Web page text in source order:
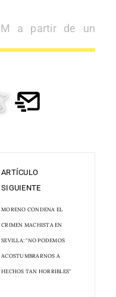
a partir de un
ARTÍCULO
SIGUIENTE
MORENO CONDENA EL
CRIMEN MACHISTA EN
SEVILLA: "NO PODEMOS
ACOSTUMBRARNOS A
HECHOS TAN HORRIBLES"